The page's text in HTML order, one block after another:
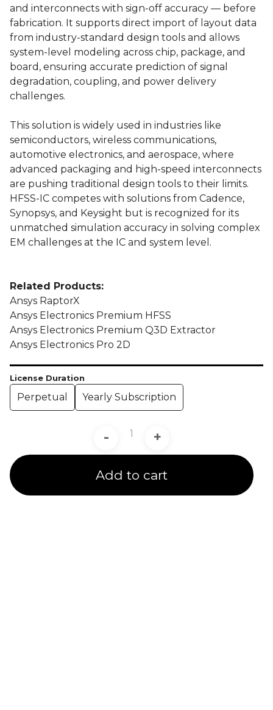
and interconnects with sign-off accuracy — before
fabrication. It supports direct import of layout data
from industry-standard design tools and allows
system-level modeling across chip, package, and
board, ensuring accurate prediction of signal
degradation, coupling, and power delivery
challenges.
This solution is widely used in industries like
semiconductors, wireless communications,
automotive electronics, and aerospace, where
advanced packaging and high-speed interconnects
are pushing traditional design tools to their limits.
HFSS-IC competes with solutions from Cadence,
Synopsys, and Keysight but is recognized for its
unmatched simulation accuracy in solving complex
EM challenges at the IC and system level.
Related Products:
Ansys RaptorX
Ansys Electronics Premium HFSS
Ansys Electronics Premium Q3D Extractor
Ansys Electronics Pro 2D
License Duration
Perpetual Yearly Subscription
- +
Add to cart